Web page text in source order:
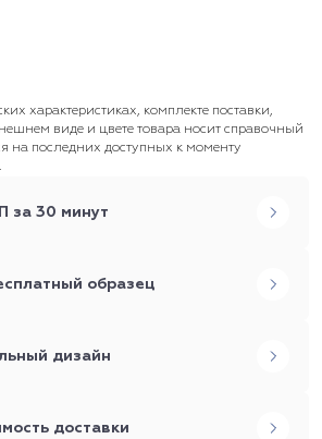
характеристиках, комплекте поставки,
виде и цвете товара носит справочный
на последних доступных к моменту
за 30 минут
образец
дизайн
доставки